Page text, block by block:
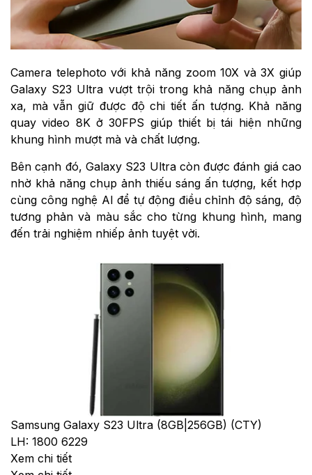
Camera telephoto với khả năng zoom 10X và 3X giúp
Galaxy S23 Ultra vượt trội trong khả năng chụp ảnh
xa, mà vẫn giữ được độ chi tiết ấn tượng. Khả năng
quay video 8K ở 30FPS giúp thiết bị tái hiện những
khung hình mượt mà và chất lượng.
Bên cạnh đó, Galaxy S23 Ultra còn được đánh giá cao
nhờ khả năng chụp ảnh thiếu sáng ấn tượng, kết hợp
cùng công nghệ AI để tự động điều chỉnh độ sáng, độ
tương phản và màu sắc cho từng khung hình, mang
đến trải nghiệm nhiếp ảnh tuyệt vời.
Samsung Galaxy S23 Ultra (8GB|256GB) (CTY)
LH: 1800 6229
Xem chi tiết